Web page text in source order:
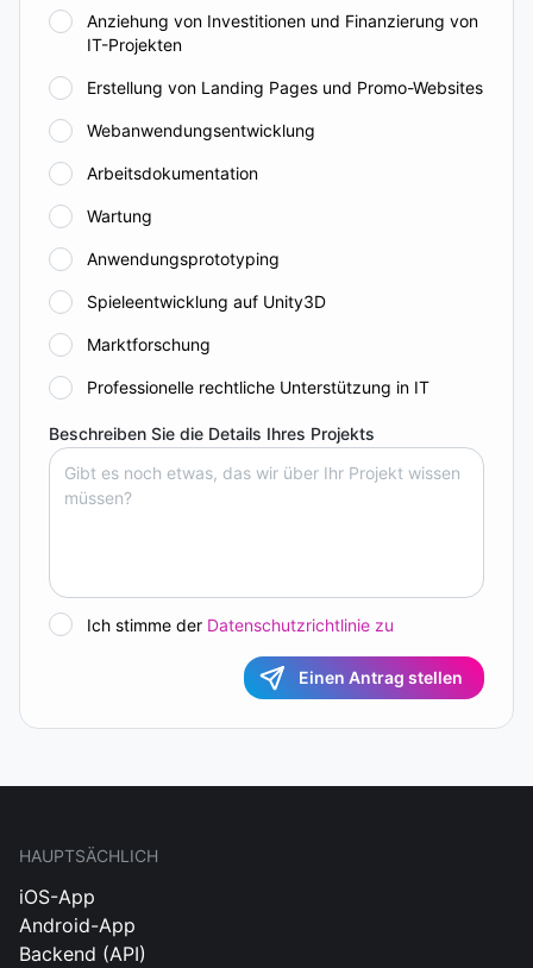
Anziehung von Investitionen und Finanzierung von
IT-Projekten
Erstellung von Landing Pages und Promo-Websites
Webanwendungsentwicklung
Arbeitsdokumentation
Wartung
Anwendungsprototyping
Spieleentwicklung auf Unity3D
Marktforschung
Professionelle rechtliche Unterstützung in IT
Beschreiben Sie die Details Ihres Projekts
Ich stimme der Datenschutzrichtlinie zu
Einen Antrag stellen
HAUPTSÄCHLICH
iOS-App
Android-App
Backend (API)